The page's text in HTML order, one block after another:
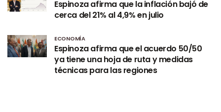
Espinoza afirma que la inflación bajó de
cerca del 21% al 4,9% en julio
ECONOMÍA
Espinoza afirma que el acuerdo 50/50
ya tiene una hoja de ruta y medidas
técnicas para las regiones